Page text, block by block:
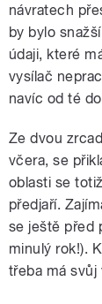
návratech
by bylo
údaji, které
vysílač
navíc od té
Ze dvou
včera, se
oblasti se
předjaří.
se ještě před
minulý rok!).
třeba má svůj